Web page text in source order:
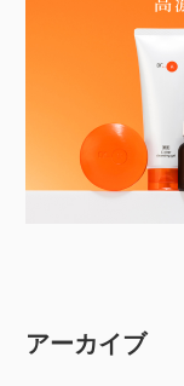
アーカイブ